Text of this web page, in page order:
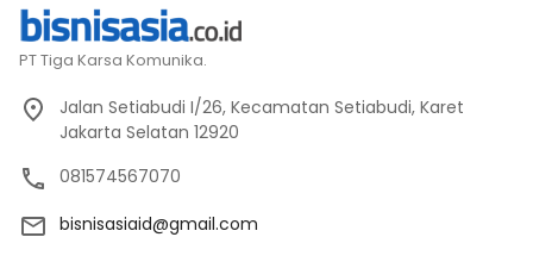
PT Tiga Karsa Komunika.
Jalan Setiabudi I/26, Kecamatan Setiabudi, Karet
Jakarta Selatan 12920
081574567070
bisnisasiaid@gmail.com